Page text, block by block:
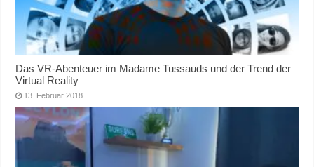
Das VR-Abenteuer im Madame Tussauds und der Trend der
Virtual Reality
13. Februar 2018